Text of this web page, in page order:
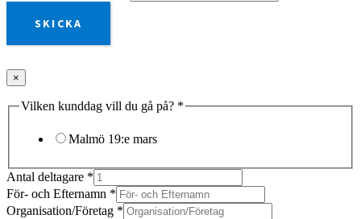
SKICKA
×
Vilken kunddag vill du gå på? *
Malmö 19:e mars
Antal deltagare *
För- och Efternamn *
Organisation/Företag *